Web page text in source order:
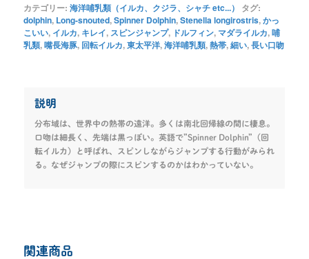
カテゴリー: 海洋哺乳類（イルカ、クジラ、シャチ etc...）
タグ:
dolphin, Long-snouted,Spinner Dolphin,Stenella longirostris,かっ
こいい, イルカ, キレイ, スピンジャンプ, ドルフィン, マダライルカ,哺
乳類,嘴長海豚, 回転イルカ,東太平洋,海洋哺乳類,熱帯,細い,長い口吻
説明
分布域は、世界中の熱帯の遠洋。多くは南北回帰線の間に棲息。
口吻は細長く、先端は黒っぽい。英語で”Spinner Dolphin”（回
転イルカ）と呼ばれ、スピンしながらジャンプする行動がみられ
る。なぜジャンプの際にスピンするのかはわかっていない。
関連商品